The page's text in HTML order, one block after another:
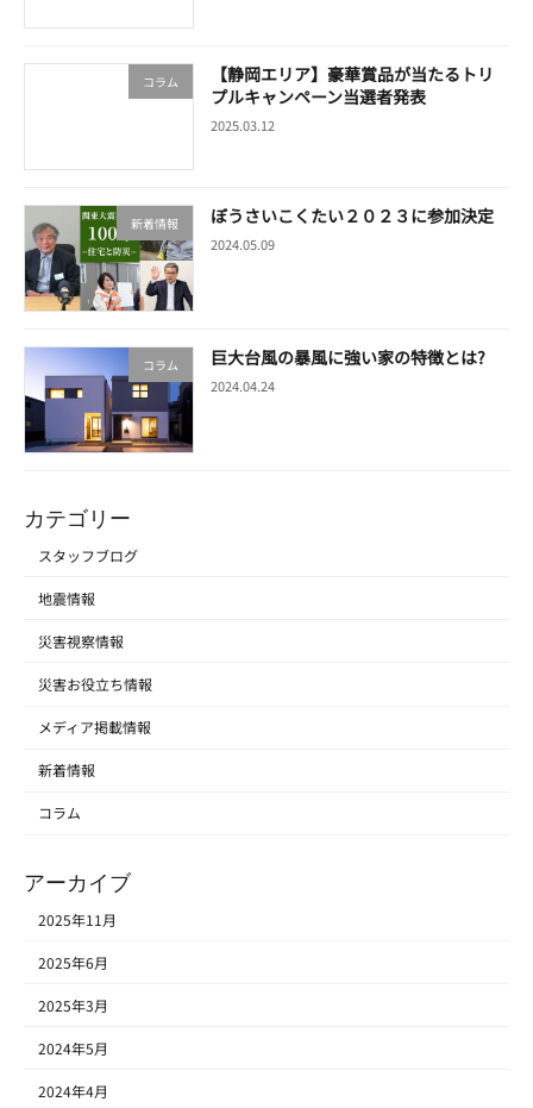
コラム
【静岡エリア】豪華賞品が当たるトリ
プルキャンペーン当選者発表
2025.03.12
新着情報 ぼうさいこくたい２０２３に参加決定
2024.05.09
コラム 巨大台風の暴風に強い家の特徴とは?
2024.04.24
カテゴリー
スタッフブログ
地震情報
災害視察情報
災害お役立ち情報
メディア掲載情報
新着情報
コラム
アーカイブ
2025年11月
2025年6月
2025年3月
2024年5月
2024年4月